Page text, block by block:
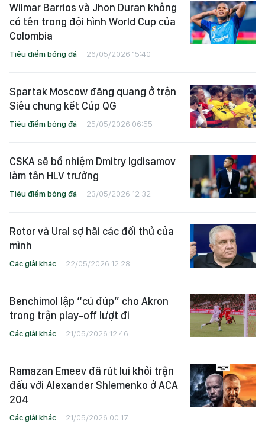
Wilmar Barrios và Jhon Duran không
có tên trong đội hình World Cup của
Colombia
Tiêu điểm bóng đá 26/05/2026 15:40
Spartak Moscow đăng quang ở trận
Siêu chung kết Cúp QG
Tiêu điểm bóng đá 25/05/2026 06:55
CSKA sẽ bổ nhiệm Dmitry Igdisamov
làm tân HLV trưởng
Tiêu điểm bóng đá 23/05/2026 12:32
Rotor và Ural sợ hãi các đối thủ của
mình
Các giải khác 22/05/2026 12:28
Benchimol lập “cú đúp” cho Akron
trong trận play-off lượt đi
Các giải khác 21/05/2026 12:46
Ramazan Emeev đã rút lui khỏi trận
đấu với Alexander Shlemenko ở ACA
204
Các giải khác 21/05/2026 00:17